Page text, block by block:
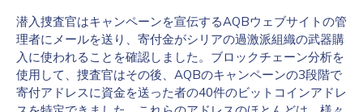
潜入捜査官はキャンペーンを宣伝するAQBウェブサイトの管
理者にメールを送り、寄付金がシリアの過激派組織の武器購
入に使われることを確認しました。ブロックチェーン分析を
使用して、捜査官はその後、AQBのキャンペーンの3段階で
寄付アドレスに資金を送った者の40件のビットコインアドレ